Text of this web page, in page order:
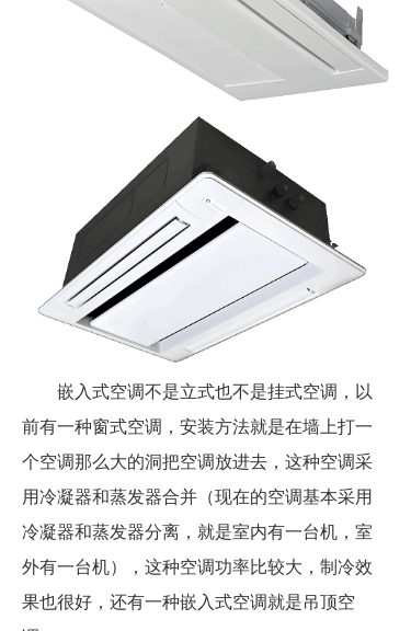
嵌入式空调不是立式也不是挂式空调，以
前有一种窗式空调，安装方法就是在墙上打一
个空调那么大的洞把空调放进去，这种空调采
用冷凝器和蒸发器合并（现在的空调基本采用
冷凝器和蒸发器分离，就是室内有一台机，室
外有一台机），这种空调功率比较大，制冷效
果也很好，还有一种嵌入式空调就是吊顶空